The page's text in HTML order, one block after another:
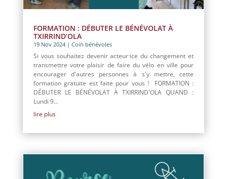
FORMATION : DÉBUTER LE BÉNÉVOLAT À
TXIRRIND’OLA
19 Nov 2024| Coin bénévoles
Si vous souhaitez devenir acteur·ice du changement et
transmettre votre plaisir de faire du vélo en ville pour
encourager d'autres personnes à s'y mettre, cette
formation gratuite est faite pour vous ! FORMATION :
DÉBUTER LE BÉNÉVOLAT À TXIRRIND'OLA QUAND :
Lundi 9...
lire plus